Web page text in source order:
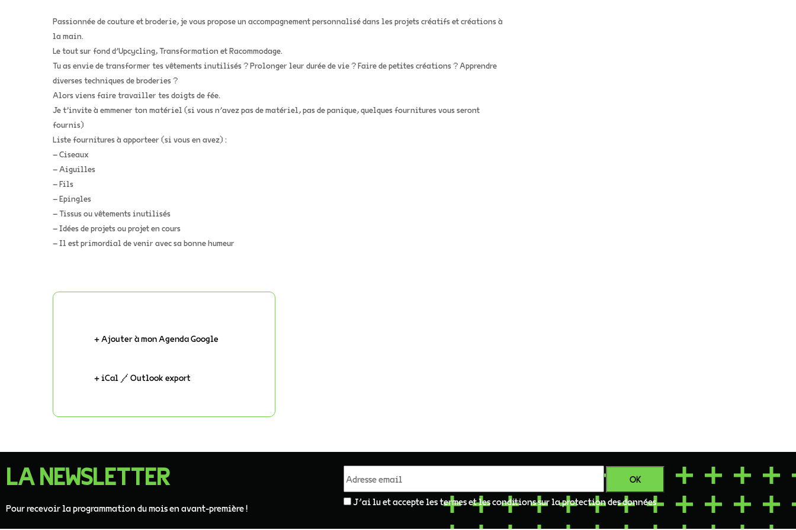
Passionnée de couture et broderie, je vous propose un accompagnement personnalisé dans les projets créatifs et créations à
la main.
Le tout sur fond d’Upcycling, Transformation et Racommodage.
Tu as envie de transformer tes vêtements inutilisés ? Prolonger leur durée de vie ? Faire de petites créations ? Apprendre
diverses techniques de broderies ?
Alors viens faire travailler tes doigts de fée.
Je t’invite à emmener ton matériel (si vous n’avez pas de matériel, pas de panique, quelques fournitures vous seront
fournis)
Liste fournitures à apporteer (si vous en avez) :
– Ciseaux
– Aiguilles
– Fils
– Epingles
– Tissus ou vêtements inutilisés
– Idées de projets ou projet en cours
– Il est primordial de venir avec sa bonne humeur
+ Ajouter à mon Agenda Google
+ iCal / Outlook export
LA NEWSLETTER
Pour recevoir la programmation du mois en avant-première !
J'ai lu et accepte les termes et les conditions sur la protection des données